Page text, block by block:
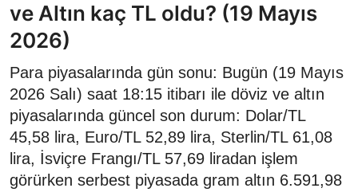
Fonlar
Kripto Paralar
Çeviriciler
TCMB Kurları
Emtia Fiyatları
ve Altın kaç TL oldu? (19 Mayıs
2026)
Para piyasalarında gün sonu: Bugün (19 Mayıs
2026 Salı) saat 18:15 itibarı ile döviz ve altın
piyasalarında güncel son durum: Dolar/TL
45,58 lira, Euro/TL 52,89 lira, Sterlin/TL 61,08
lira, İsviçre Frangı/TL 57,69 liradan işlem
görürken serbest piyasada gram altın 6.591,98